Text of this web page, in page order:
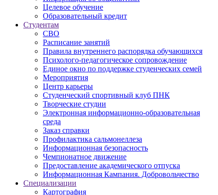
Целевое обучение
Образовательный кредит
Студентам
СВО
Расписание занятий
Правила внутреннего распорядка обучающихся
Психолого-педагогическое сопровождение
Единое окно по поддержке студенческих семей
Мероприятия
Центр карьеры
Студенческий спортивный клуб ПНК
Творческие студии
Электронная информационно-образовательная
среда
Заказ справки
Профилактика сальмонеллеза
Информационная безопасность
Чемпионатное движение
Предоставление академического отпуска
Информационная Кампания. Добровольчество
Специализации
Картография